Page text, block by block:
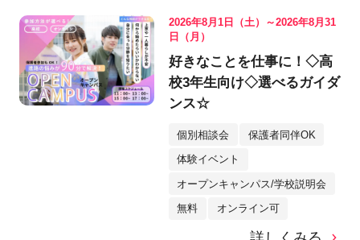
2026年8月1日（土）～2026年8月31
日（月）
好きなことを仕事に！◇高
校3年生向け◇選べるガイダ
ンス☆
個別相談会 保護者同伴OK
体験イベント
オープンキャンパス/学校説明会
無料 オンライン可